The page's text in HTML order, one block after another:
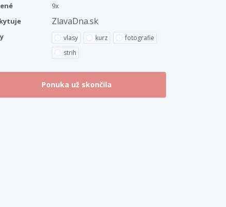
9x
ZlavaDna.sk
vlasy kurz
fotografie
strih